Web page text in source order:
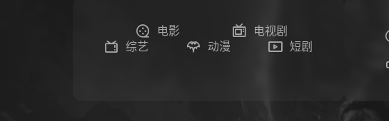
电影
电视剧
综艺
动漫 短剧